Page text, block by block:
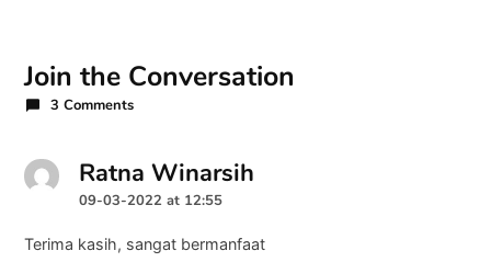
Join the Conversation
3 Comments
Ratna Winarsihsays:
09-03-2022 at 12:55
Terima kasih, sangat bermanfaat